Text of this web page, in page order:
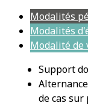
Modalités
Modalités
Modalité de
Support
de cas sur